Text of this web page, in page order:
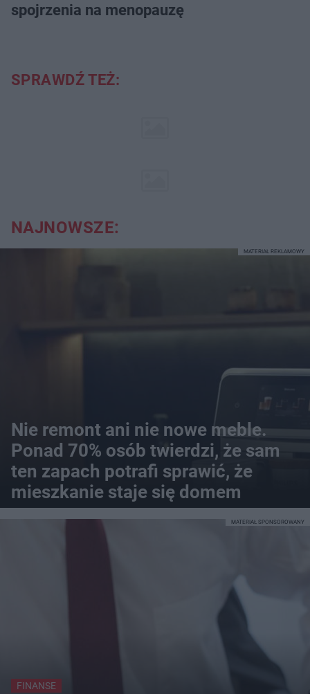
spojrzenia na menopauzę
SPRAWDŹ TEŻ:
NAJNOWSZE:
Nie remont ani nie nowe meble.
Ponad 70% osób twierdzi, że sam
ten zapach potrafi sprawić, że
mieszkanie staje się domem
MATERIAŁ REKLAMOWY
FINANSE
MATERIAŁ SPONSOROWANY